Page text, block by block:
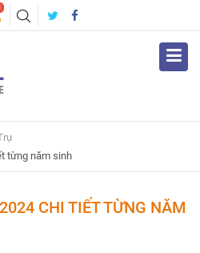
từng năm sinh
CHI TIẾT TỪNG NĂM